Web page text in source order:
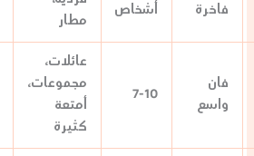
فاخرة أشخاص
مطار
فان
واسع
7-10
عائلات،
مجموعات،
أمتعة
كثيرة